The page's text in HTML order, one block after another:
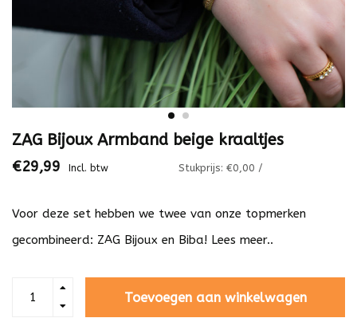
ZAG Bijoux Armband beige kraaltjes
€29,99 Incl. btw Stukprijs: €0,00 /
Voor deze set hebben we twee van onze topmerken
gecombineerd: ZAG Bijoux en Biba! Lees meer..
Toevoegen aan winkelwagen